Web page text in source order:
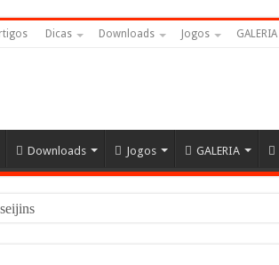
Dicas Downloads Jogos GALERIA
Downloads Jogos GALERIA
– DRAGON